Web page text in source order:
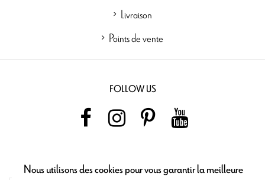
Livraison
Points de vente
FOLLOW US
Nous utilisons des cookies pour vous garantir la meilleure